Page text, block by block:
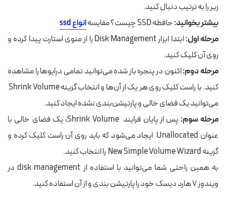
زیر را به ترتیب دنبال کنید.
بیشتر بخوانید:حافظه SSD چیست؟ مقایسه
انواع ssd
مرحله اول:ابتدا
ابزار Disk Management را از منوی استارت پیدا کرده و
روی آن کلیک کنید.
مرحله دوم:اکنون در پنجره‌ باز شده می‌توانید تمامی درایوها را مشاهده
کنید. با راست کلیک رویهر یک
از آن‌ها و انتخاب گزینه Shrink Volume
می‌توانید یک فضای خالی و پارتیشن‌بندی نشده ایجاد کنید.
مرحله سوم:
پس از پایان فرایند Shrink Volume، یک فضای خالی با
عنوان Unallocated ایجاد می‌شود که باید روی آن راست کلیک کرده و
گزینه New Simple Volume Wizard را انتخاب کنید.
به همین راحتی شما می‌توانید با استفاده از disk management در
ویندوز ۷ هارد دیسک خود را پارتیشن بندی و از آن استفاده کنید.